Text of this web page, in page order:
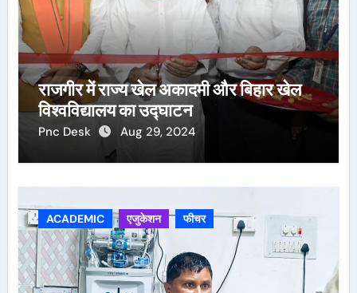
राजगीर में राज्य खेल अकादमी और बिहार खेल
विश्वविद्यालय का उद्घाटन
Pnc Desk Aug 29, 2024
ACADEMIC एजुकेशन फीचर